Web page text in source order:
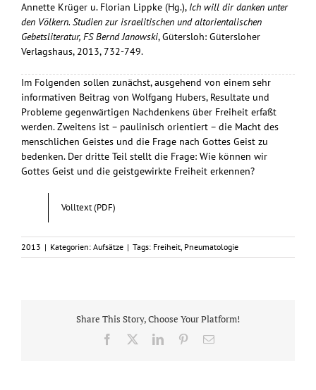
Annette Krüger u. Florian Lippke (Hg.), Ich will dir danken unter
den Völkern. Studien zur israelitischen und altorientalischen
Gebetsliteratur, FS Bernd Janowski, Gütersloh: Gütersloher
Verlagshaus, 2013, 732-749.
Im Folgenden sollen zunächst, ausgehend von einem sehr
informativen Beitrag von Wolfgang Hubers, Resultate und
Probleme gegenwärtigen Nachdenkens über Freiheit erfaßt
werden. Zweitens ist – paulinisch orientiert – die Macht des
menschlichen Geistes und die Frage nach Gottes Geist zu
bedenken. Der dritte Teil stellt die Frage: Wie können wir
Gottes Geist und die geistgewirkte Freiheit erkennen?
Volltext (PDF)
2013 | Kategorien: Aufsätze | Tags: Freiheit, Pneumatologie
Share This Story, Choose Your Platform!
Facebook LinkedInPinterest
E-